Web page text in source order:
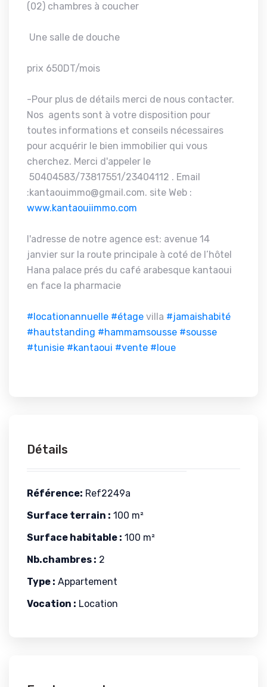
(02) chambres à coucher
Une salle de douche
prix 650DT/mois
-Pour plus de détails merci de nous contacter.
Nos agents sont à votre disposition pour
toutes informations et conseils nécessaires
pour acquérir le bien immobilier qui vous
cherchez. Merci d'appeler le
50404583/73817551/23404112 . Email
:kantaouimmo@gmail.com. site Web :
www.kantaouiimmo.com
l'adresse de notre agence est: avenue 14
janvier sur la route principale à coté de l’hôtel
Hana palace prés du café arabesque kantaoui
en face la pharmacie
#locationannuelle #étage villa #jamaishabité
#hautstanding #hammamsousse #sousse
#tunisie #kantaoui #vente #loue
Détails
Référence: Ref2249a
Surface terrain : 100 m²
Surface habitable : 100 m²
Nb.chambres : 2
Type : Appartement
Vocation : Location